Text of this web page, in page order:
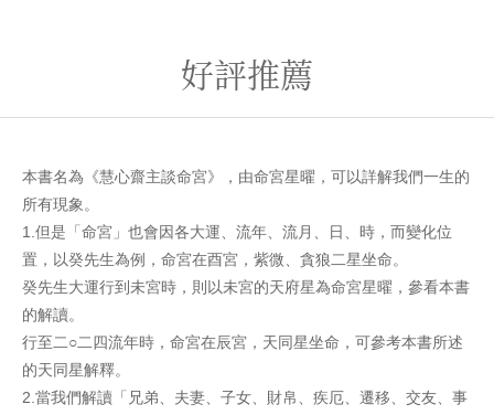
好評推薦
本書名為《慧心齋主談命宮》，由命宮星曜，可以詳解我們一生的
所有現象。
1.但是「命宮」也會因各大運、流年、流月、日、時，而變化位
置，以癸先生為例，命宮在酉宮，紫微、貪狼二星坐命。
癸先生大運行到未宮時，則以未宮的天府星為命宮星曜，參看本書
的解讀。
行至二○二四流年時，命宮在辰宮，天同星坐命，可參考本書所述
的天同星解釋。
2.當我們解讀「兄弟、夫妻、子女、財帛、疾厄、遷移、交友、事